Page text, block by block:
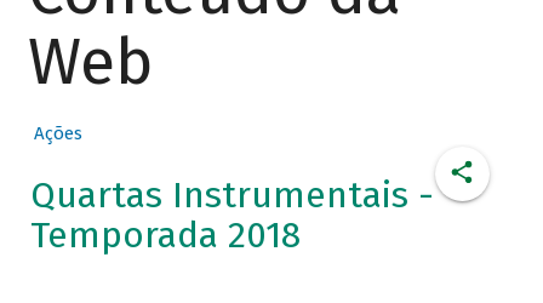
Web
Ações
Quartas Instrumentais -
Temporada 2018